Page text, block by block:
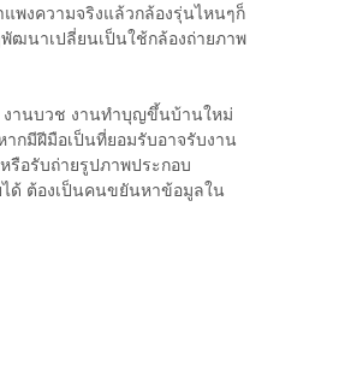
พงความจริงแล้วกล้องรุ่นไหนๆก็
ฒนาเปลี่ยนเป็นใช้กล้องถ่ายภาพ
งานบวช งานทำบุญขึ้นบ้านใหม่
กมีฝีมือเป็นที่ยอมรับอาจรับงาน
รือรับถ่ายรูปภาพประกอบ
ด้ ต้องเป็นคนขยันหาข้อมูลใน